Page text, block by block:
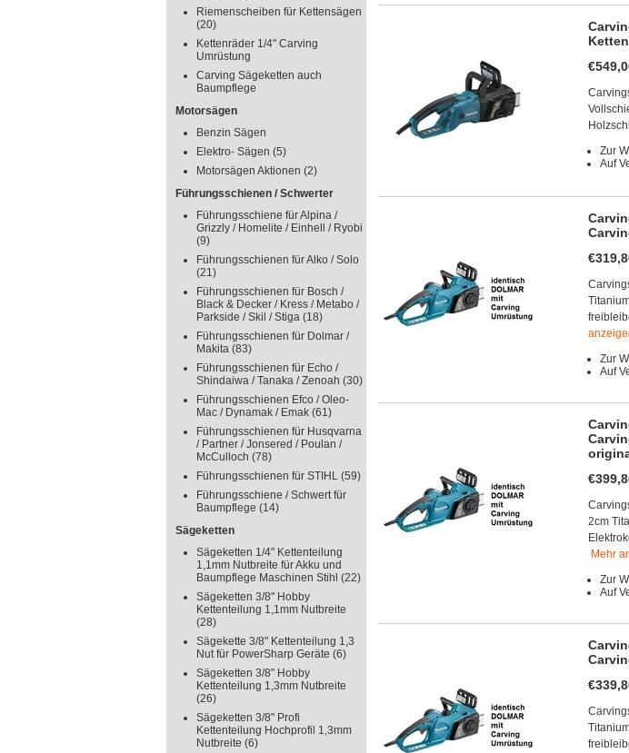
Riemenscheiben für Kettensägen
(20)
Kettenräder 1/4" Carving
Umrüstung
Carving Sägeketten auch
Baumpflege
Motorsägen
Benzin Sägen
Elektro- Sägen (5)
Motorsägen Aktionen (2)
Führungsschienen / Schwerter
Führungsschiene für Alpina /
Grizzly / Homelite / Einhell / Ryobi
(9)
Führungsschienen für Alko / Solo
(21)
Führungsschienen für Bosch /
Black & Decker / Kress / Metabo /
Parkside / Skil / Stiga (18)
Führungsschienen für Dolmar /
Makita (83)
Führungsschienen für Echo /
Shindaiwa / Tanaka / Zenoah (30)
Führungsschienen Efco / Oleo-
Mac / Dynamak / Emak (61)
Führungsschienen für Husqvarna
/ Partner / Jonsered / Poulan /
McCulloch (78)
Führungsschienen für STIHL (59)
Führungsschiene / Schwert für
Baumpflege (14)
Sägeketten
Sägeketten 1/4" Kettenteilung
1,1mm Nutbreite für Akku und
Baumpflege Maschinen Stihl (22)
Sägeketten 3/8" Hobby
Kettenteilung 1,1mm Nutbreite
(28)
Sägekette 3/8" Kettenteilung 1,3
Nut für PowerSharp Geräte (6)
Sägeketten 3/8" Hobby
Kettenteilung 1,3mm Nutbreite
(26)
Sägeketten 3/8" Profi
Kettenteilung Hochprofil 1,3mm
Nutbreite (6)
Zur
Auf
Zur
Auf
2cm
Mehr
Zur
Auf